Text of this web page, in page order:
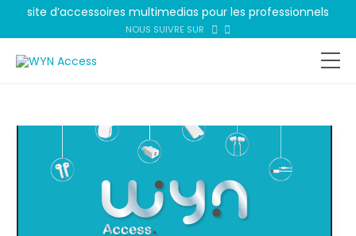
site d’accessoires multimedias pour les professionnels
NOUS SUIVRE SUR